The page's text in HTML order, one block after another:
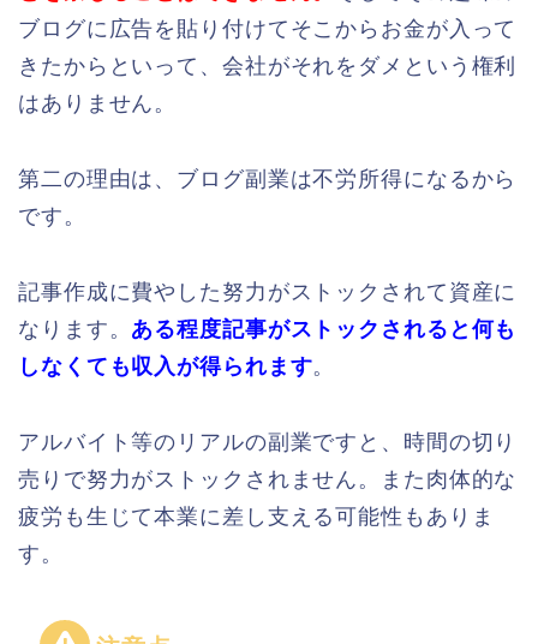
ブログに広告を貼り付けてそこからお金が入って
きたからといって、会社がそれをダメという権利
はありません。
第二の理由は、ブログ副業は不労所得になるから
です。
記事作成に費やした努力がストックされて資産に
なります。 ある程度記事がストックされると何も
しなくても収入が得られます。
アルバイト等のリアルの副業ですと、時間の切り
売りで努力がストックされません。また肉体的な
疲労も生じて本業に差し支える可能性もありま
す。